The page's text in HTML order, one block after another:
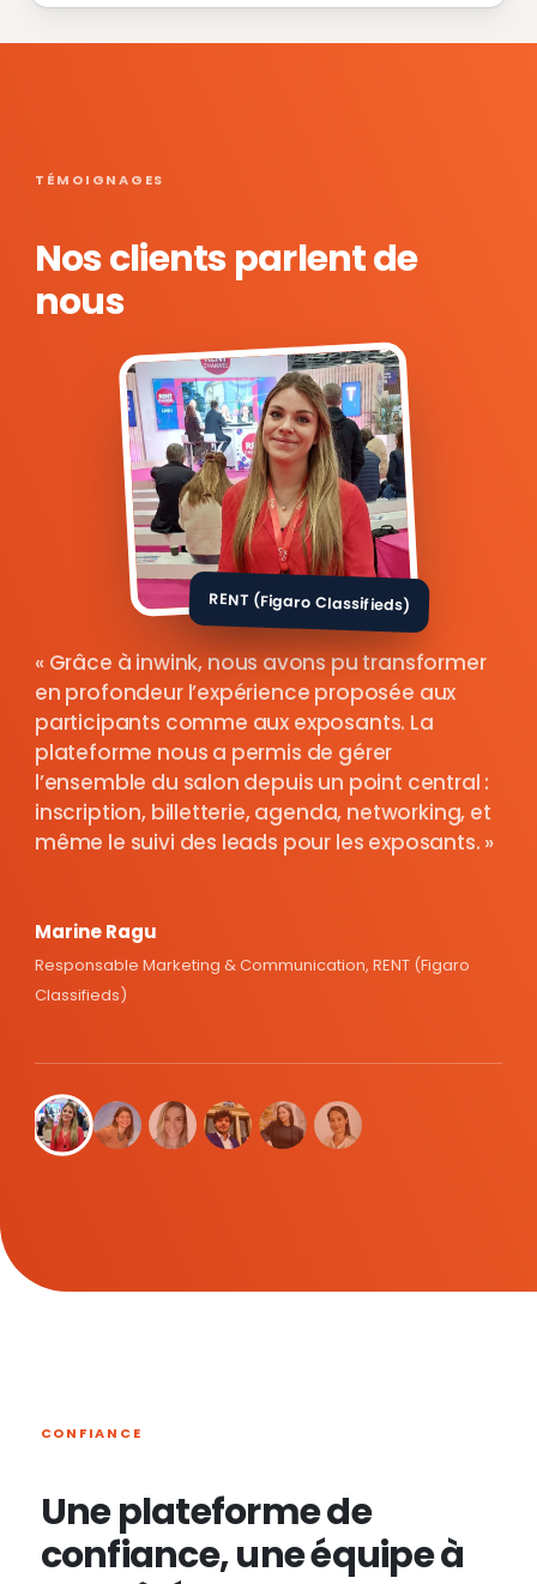
TÉMOIGNAGES
Nos clients parlent de
nous
RENT (Figaro Classifieds)
Grâce à inwink, nous avons pu transformer
en profondeur l’expérience proposée aux
participants comme aux exposants. La
plateforme nous a permis de gérer
l’ensemble du salon depuis un point central :
inscription, billetterie, agenda, networking, et
même le suivi des leads pour les exposants.
Marine Ragu
Responsable Marketing & Communication, RENT (Figaro
Classifieds)
CONFIANCE
Une plateforme de
confiance, une équipe à